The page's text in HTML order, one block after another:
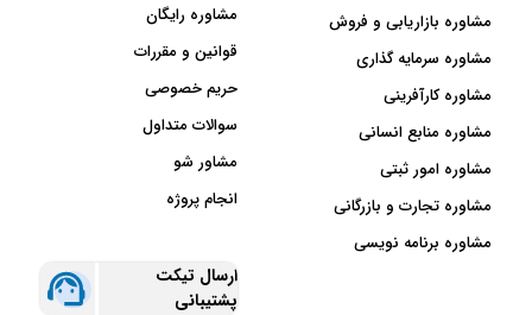
مشاوره بازاریابی و فروش
مشاوره سرمایه گذاری
مشاوره کارآفرینی
مشاوره منابع انسانی
مشاوره امور ثبتی
مشاوره تجارت و بازرگانی
مشاوره برنامه نویسی
مشاوره رایگان
قوانین و مقررات
حریم خصوصی
سوالات متداول
مشاور شو
انجام پروژه
ارسال تیکت
پشتیبانی